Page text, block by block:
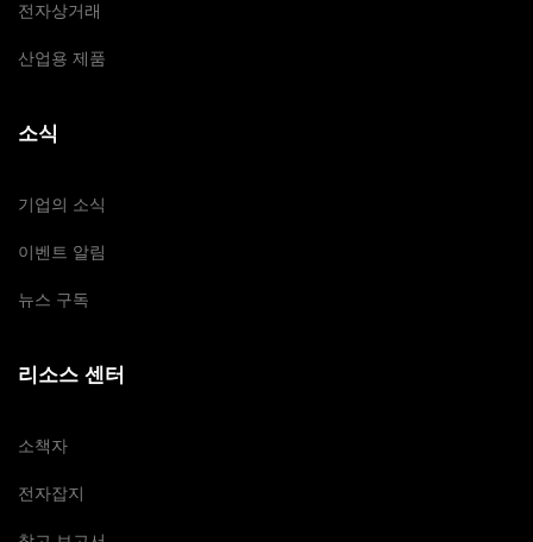
전자상거래
산업용 제품
소식
기업의 소식
이벤트 알림
뉴스 구독
리소스 센터
소책자
전자잡지